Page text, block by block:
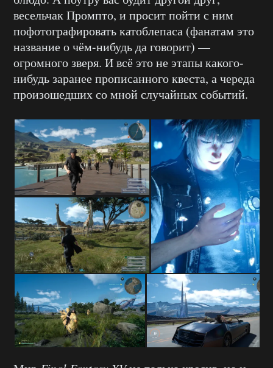
весельчак Промпто, и просит пойти с ним
пофотографировать катоблепаса (фанатам это
название о чём-нибудь да говорит) —
огромного зверя. И всё это не этапы какого-
нибудь заранее прописанного квеста, а череда
произошедших со мной случайных событий.